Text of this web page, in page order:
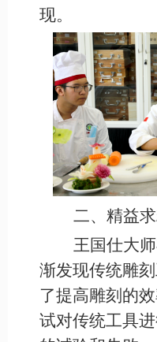
现。
二、精益
王国仕大
渐发现传统雕
了提高雕刻的
试对传统工具